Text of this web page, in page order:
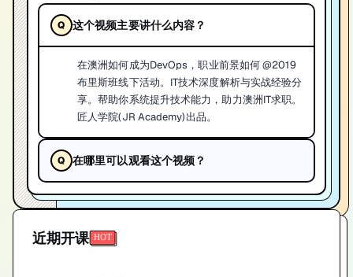
这个视频主要讲什么内容？
在澳洲如何成为DevOps，职业前景如何 @2019
布里斯班线下活动。IT技术深度解析与实战经验分
享。帮助你系统提升技术能力，助力澳洲IT求职。
匠人学院(JR Academy)出品。
在哪里可以观看这个视频？
近期开课